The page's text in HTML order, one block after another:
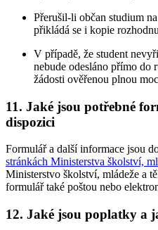
Přerušil-li občan studium
přikládá se i kopie
V případě, že student
nebude odesláno přímo do
žádosti ověřenou plnou
11. Jaké jsou potřebné
dispozici
Formulář a další informace jsou
stránkách Ministerstva školství,
Ministerstvo školství, mládeže a
formulář také poštou nebo
12. Jaké jsou poplatky a